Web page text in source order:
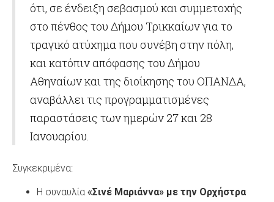
ότι, σε ένδειξη σεβασμού και συμμετοχής
στο πένθος του Δήμου Τρικκαίων για το
τραγικό ατύχημα που συνέβη στην πόλη,
και κατόπιν απόφασης του Δήμου
Αθηναίων και της διοίκησης του ΟΠΑΝΔΑ,
αναβάλλει τις προγραμματισμένες
παραστάσεις των ημερών 27 και 28
Ιανουαρίου.
Συγκεκριμένα:
Η συναυλία«Σινέ Μαριάννα» με την Ορχήστρα